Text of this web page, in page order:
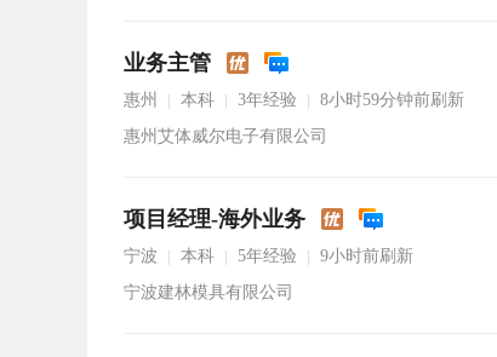
业务主管
惠州 本科 3年经验
8小时59分钟前刷新
惠州艾体威尔电子有限公司
项目经理-海外业务
宁波 本科 5年经验
9小时前刷新
宁波建林模具有限公司